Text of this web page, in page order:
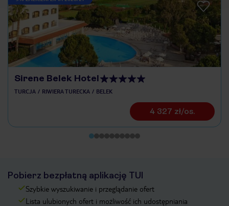
Sirene Belek Hotel
TURCJA RIWIERA TURECKA BELEK
4 327 zł/os.
Pobierz bezpłatną aplikację TUI
Szybkie wyszukiwanie i przeglądanie ofert
Lista ulubionych ofert i możliwość ich udostępniania